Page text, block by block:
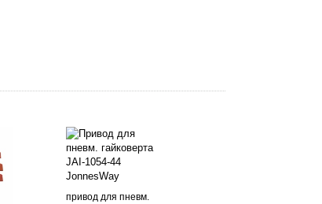
привод для пневм.